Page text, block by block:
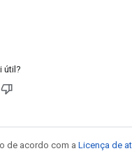
útil?
de acordo com a Licença de